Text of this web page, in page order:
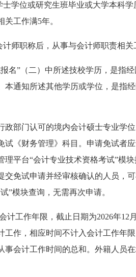
士学位或研究生班毕业或大学本科
工作满5年。
师职称后，从事与会计师职责相关
报名”（二）中所述技校学历，是指
本通知所述其他学历或学位，是指
政部门认可的境内会计硕士专业学
试《财务管理》科目。申请免试者
理平台“会计专业技术资格考试”模
交免试申请并经审核确认的人员，
”模块查询，无需再次申请。
计工作年限，截止日期为2026年12
工作，相应时间不计入会计工作年
事会计工作时间的总和。外籍人员